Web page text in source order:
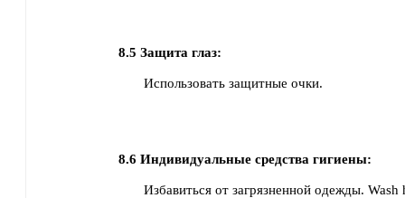
8.5 Защита глаз:
Использовать защитные очки.
8.6 Индивидуальные средства гигиены:
Избавиться от загрязненной одежды. Wash